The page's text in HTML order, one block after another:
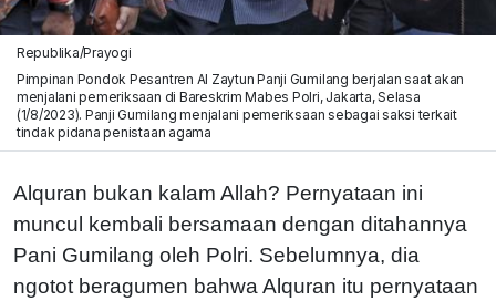
Republika/Prayogi
Pimpinan Pondok Pesantren Al Zaytun Panji Gumilang berjalan saat akan
menjalani pemeriksaan di Bareskrim Mabes Polri, Jakarta, Selasa
(1/8/2023). Panji Gumilang menjalani pemeriksaan sebagai saksi terkait
tindak pidana penistaan agama
Alquran bukan kalam Allah? Pernyataan ini
muncul kembali bersamaan dengan ditahannya
Pani Gumilang oleh Polri. Sebelumnya, dia
ngotot beragumen bahwa Alquran itu pernyataan